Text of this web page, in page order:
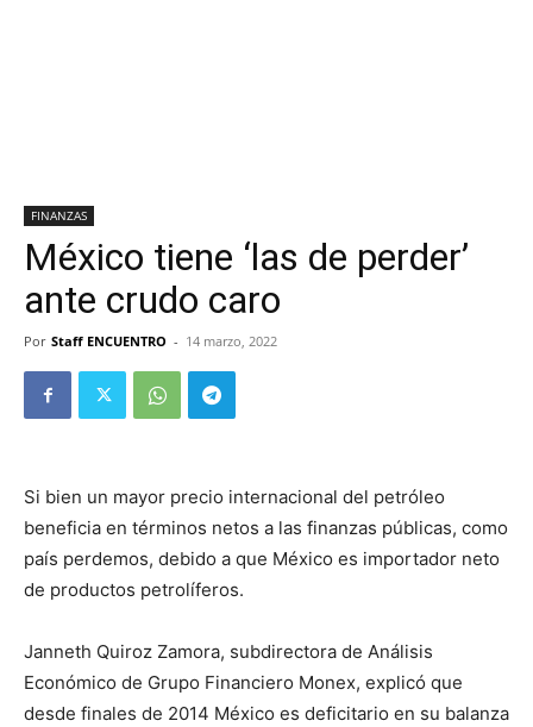
FINANZAS
México tiene ‘las de perder’
ante crudo caro
Por Staff ENCUENTRO - 14 marzo, 2022
Si bien un mayor precio internacional del petróleo
beneficia en términos netos a las finanzas públicas, como
país perdemos, debido a que México es importador neto
de productos petrolíferos.
Janneth Quiroz Zamora, subdirectora de Análisis
Económico de Grupo Financiero Monex, explicó que
desde finales de 2014 México es deficitario en su balanza